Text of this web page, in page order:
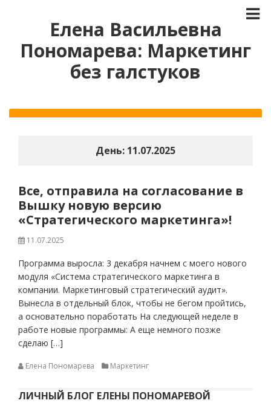
Елена Васильевна
Пономарева: Маркетинг
без галстуков
День: 11.07.2025
Все, отправила на согласование в
Вышку новую версию
«Стратегического маркетинга»!
11.07.2025
Программа выросла: 3 декабря начнем с моего нового
модуля «Система стратегического маркетинга в
компании. Маркетинговый стратегический аудит».
Вынесла в отдельный блок, чтобы не бегом пройтись,
а основательно поработать На следующей неделе в
работе новые программы: А еще немного позже
сделаю […]
Елена Пономарева Маркетинг
ЛИЧНЫЙ БЛОГ ЕЛЕНЫ ПОНОМАРЕВОЙ